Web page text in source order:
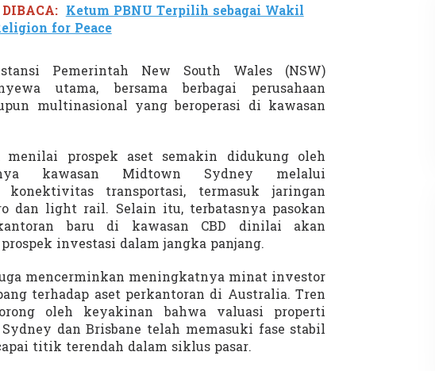
e
g
i
B
e
s
a
Ketum PBNU Terpilih sebagai Wakil
for Peace
Pemerintah New South Wales (NSW)
utama, bersama berbagai perusahaan
multinasional yang beroperasi di kawasan
menilai prospek aset semakin didukung oleh
kawasan Midtown Sydney melalui
konektivitas transportasi, termasuk jaringan
dan light rail. Selain itu, terbatasnya pasokan
baru di kawasan CBD dinilai akan
investasi dalam jangka panjang.
mencerminkan meningkatnya minat investor
terhadap aset perkantoran di Australia. Tren
oleh keyakinan bahwa valuasi properti
dan Brisbane telah memasuki fase stabil
titik terendah dalam siklus pasar.
Nusron: Patok Batas Tanah
Konflik dan Dukung
Ruang
Di NASIONAL, SOROTAN 8 Agustus 2025
Rekognisi Sejarah Kerajaan Siak
dan Harapan Daerah Istimewa Riau